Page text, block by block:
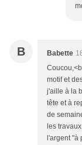
B Babette
motif et
j'aille à la
tête et à
de
les
l'argent "à